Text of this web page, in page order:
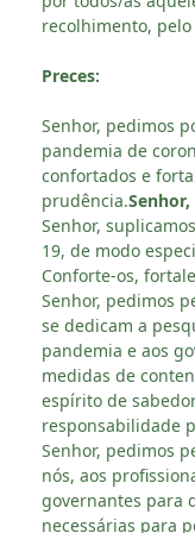
recolhimento,
Preces:
Senhor, pedimos
pandemia de
confortados e
prudência.
Senhor,
19, de modo
Conforte-os,
Senhor, pedimos
se dedicam a
pandemia e aos
medidas de
espírito de
responsabilidade
Senhor, pedimos
nós, aos
governantes para
necessárias para